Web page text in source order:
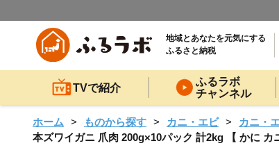
地域とあなたを元気にする
ふるさと納税
TVで紹介
ふるラボ
チャンネル
ホーム ものから探す カニ・エビ
カニ・
本ズワイガニ 爪肉 200g×10パック 計2kg 【 かに